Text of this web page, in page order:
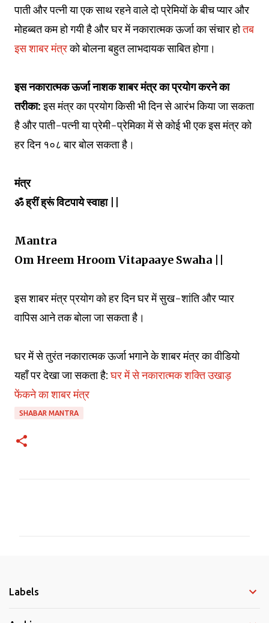
पाती और पत्नी या एक साथ रहने वाले दो प्रेमियों के बीच प्यार और
मोहब्बत कम हो गयी है और घर में नकारात्मक ऊर्जा का संचार होतब
इस शाबर मंत्रको बोलना बहुत लाभदायक साबित होगा।
इस नकारात्मक ऊर्जा नाशक शाबर मंत्र का प्रयोग करने का
तरीका:इस मंत्र का प्रयोग किसी भी दिन से आरंभ किया जा सकता
है और पाती-पत्नी या प्रेमी-प्रेमिका में से कोई भी एक इस मंत्र को
हर दिन १०८ बार बोल सकता है।
मंत्र
ॐ ह्रीं ह्रूं विटपाये स्वाहा ||
Mantra
Om Hreem Hroom Vitapaaye Swaha ||
इस शाबर मंत्र प्रयोग को हर दिन घर में सुख-शांति और प्यार
वापिस आने तक बोला जा सकता है।
घर में से तुरंत नकारात्मक ऊर्जा भगाने के शाबर मंत्र का वीडियो
यहाँ पर देखा जा सकता है:घर में से नकारात्मक शक्ति उखाड़
फेंकने का शाबर मंत्र
SHABAR MANTRA
n
Labels